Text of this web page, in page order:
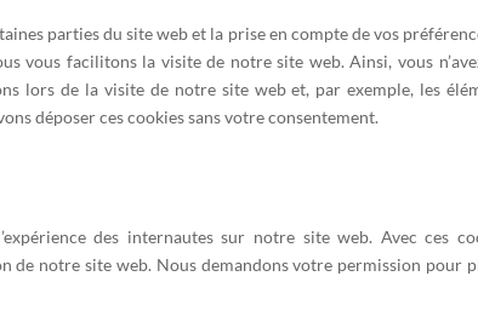
parties du site web et la prise en compte de vos
vous facilitons la visite de notre site web. Ainsi, vous
lors de la visite de notre site web et, par exemple, les
déposer ces cookies sans votre consentement.
des internautes sur notre site web. Avec ces
de notre site web. Nous demandons votre permission pour